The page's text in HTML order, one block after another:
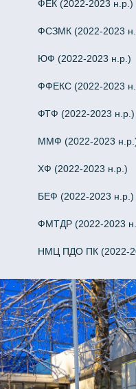
ФЕК (2022-2023 н.р.)
ФСЗМК (2022-2023
ЮФ (2022-2023 н.р.)
ФФЕКС (2022-2023
ФТФ (2022-2023 н.р.)
ММФ (2022-2023
ХФ (2022-2023 н.р.)
БЕФ (2022-2023 н.р.)
ФМТДР (2022-2023
НМЦ ПДО ПК (2022-